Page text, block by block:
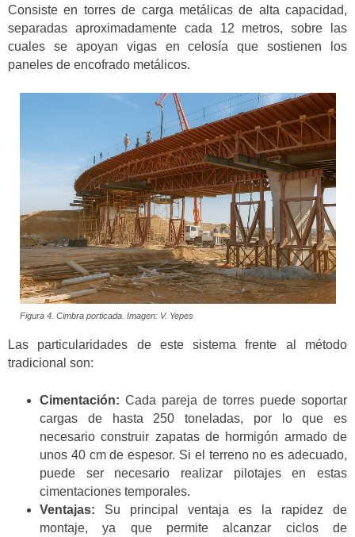
Consiste en torres de carga metálicas de alta capacidad,
separadas aproximadamente cada 12 metros, sobre las
cuales se apoyan vigas en celosía que sostienen los
paneles de encofrado metálicos.
Figura 4. Cimbra porticada. Imagen: V. Yepes
Las particularidades de este sistema frente al método
tradicional son:
Cimentación: Cada pareja de torres puede soportar
cargas de hasta 250 toneladas, por lo que es
necesario construir zapatas de hormigón armado de
unos 40 cm de espesor. Si el terreno no es adecuado,
puede ser necesario realizar pilotajes en estas
cimentaciones temporales.
Ventajas: Su principal ventaja es la rapidez de
montaje, ya que permite alcanzar ciclos de